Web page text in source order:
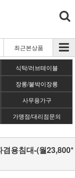
최근본상품
식탁/러브테이블
장롱/붙박이장롱
사무용가구
가맹점/대리점문의
용침대-(월23,800*